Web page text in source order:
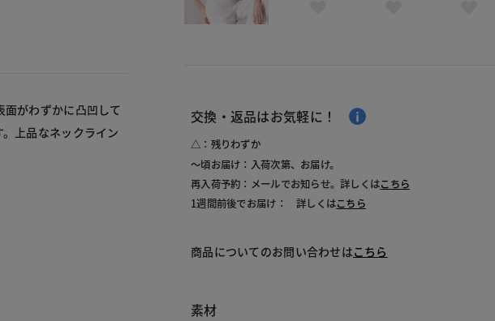
がわずかに凸凹して
上品なネックライン
交換・返品はお気軽に！
△：残りわずか
～頃お届け：入荷次第、お届け。
再入荷予約：メールでお知らせ。詳しくはこちら
1週間前後でお届け： 詳しくはこちら
商品についてのお問い合わせはこちら
素材